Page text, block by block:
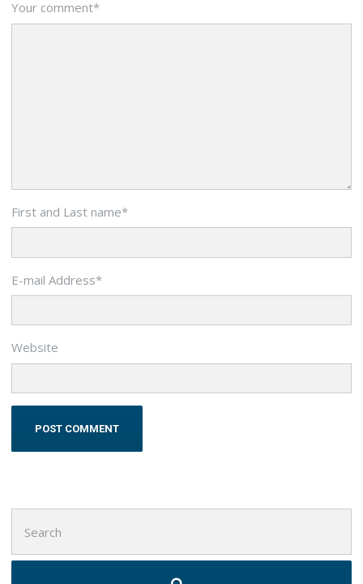
Your comment*
First and Last name*
E-mail Address*
Website
for: